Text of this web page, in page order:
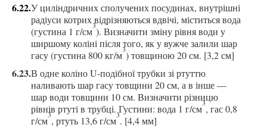
6.22.У циліндричних сполучених посудинах, внутрішні
радіуси котрих відрізняються вдвічі, міститься вода
(густина 1 г/см
3
). Визначити зміну рівня води у
ширшому коліні після того, як у вужчезалили шар
гасу (густина 800 кг/м
3
)товщиною 20 см. [3,2 см]
6.23.В одне коліно U-подібної трубки зі ртуттю
наливають шар гасу товщини 20 см, а в інше —
шар води товщини 10 см. Визначити різницю
рівнів ртуті в трубці. Густини: вода 1 г/см
3
, гас 0,8
г/см
3
, ртуть 13,6 г/см
3
. [4,4 мм]